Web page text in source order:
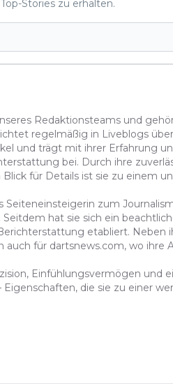
Stories zu erhalten.
Redaktionsteams und
regelmäßig in Liveblogs
und trägt mit ihrer Erfahrung
bei. Durch ihre
für Details ist sie zu einem
Seiteneinsteigerin zum
hat sie sich ein
etabliert. Neben
für dartsnews.com, wo ihre
Einfühlungsvermögen und
Eigenschaften, die sie zu einer